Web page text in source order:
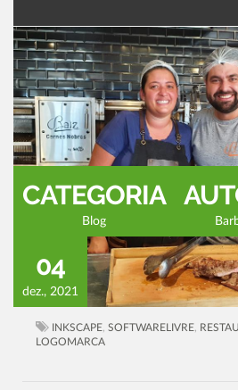
CATEGORIA
Blog
04
dez., 2021
INKSCAPE SOFTWARELIVRE
LOGOMARCA